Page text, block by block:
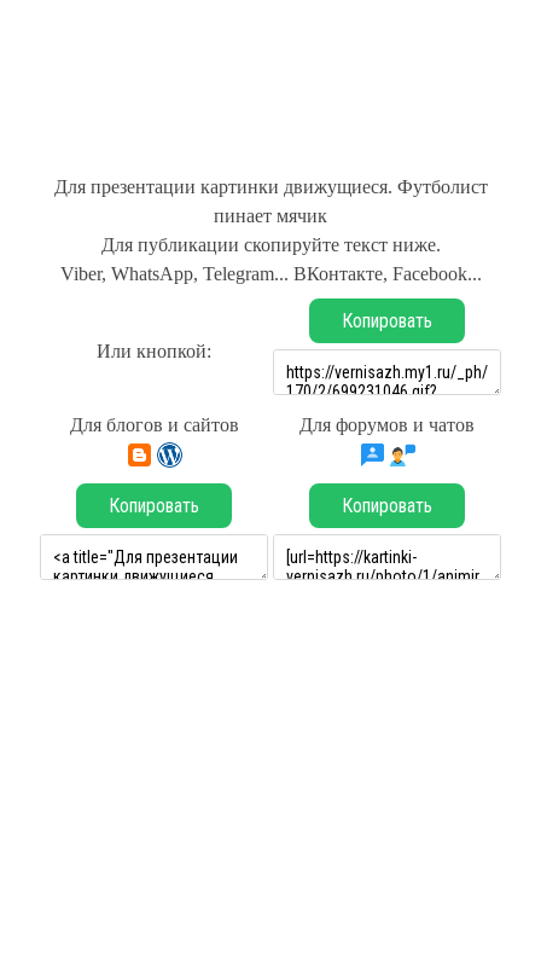
Для презентации картинки движущиеся. Футболист
пинает мячик
Для публикации скопируйте текст ниже.
Viber, WhatsApp, Telegram... ВКонтакте, Facebook...
Или кнопкой:
Копировать
Для блогов и сайтов Для форумов и чатов
Копировать Копировать